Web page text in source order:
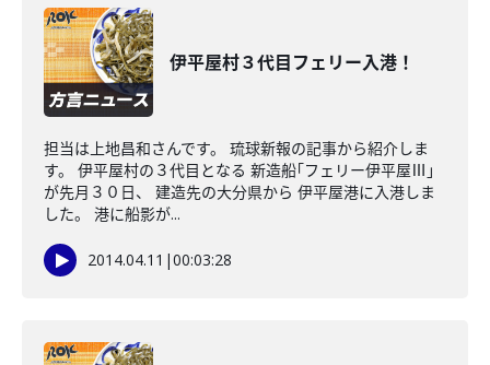
伊平屋村３代目フェリー入港！
担当は上地昌和さんです。 琉球新報の記事から紹介しま
す。 伊平屋村の３代目となる 新造船｢フェリー伊平屋Ⅲ｣
が先月３０日、 建造先の大分県から 伊平屋港に入港しま
した。 港に船影が...
2014.04.11 |00:03:28